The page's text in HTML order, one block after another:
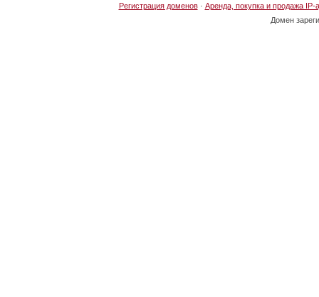
Регистрация доменов· Аренда, покупка и продажа IP-
Домен